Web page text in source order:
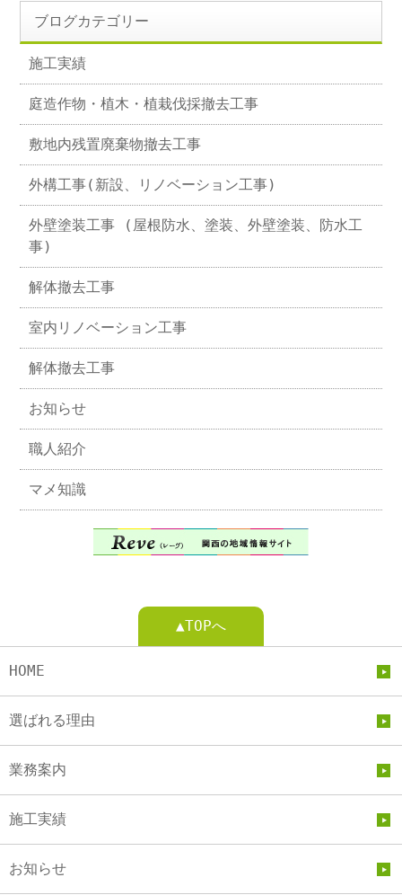
ブログカテゴリー
施工実績
庭造作物・植木・植栽伐採撤去工事
敷地内残置廃棄物撤去工事
外構工事(新設、リノベーション工事)
外壁塗装工事 (屋根防水、塗装、外壁塗装、防水工
事)
解体撤去工事
室内リノベーション工事
解体撤去工事
お知らせ
職人紹介
マメ知識
▲TOPへ
HOME
選ばれる理由
業務案内
施工実績
お知らせ